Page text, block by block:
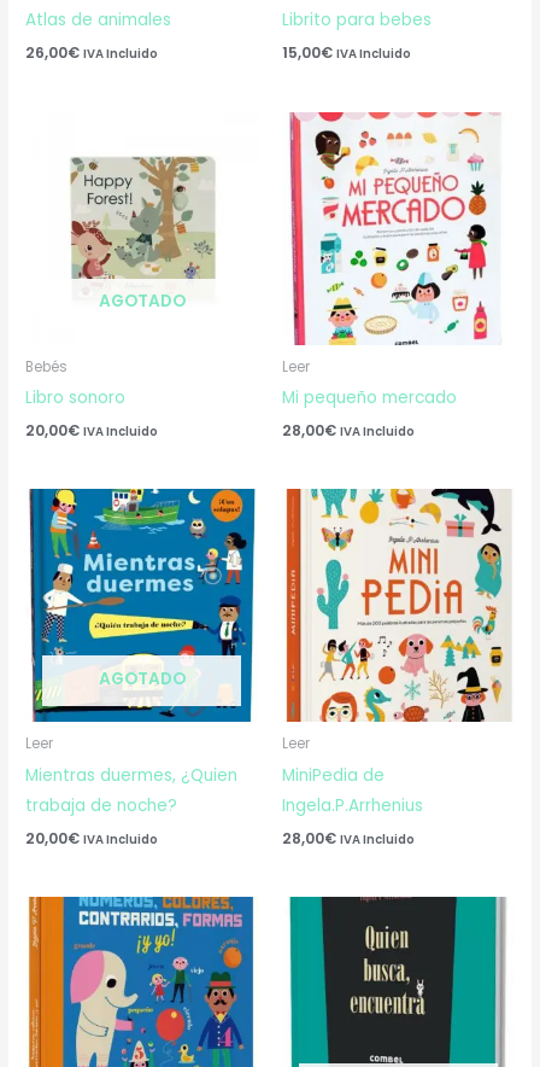
Atlas de animales
26,00€ IVA Incluido
Librito para bebes
15,00€ IVA Incluido
AGOTADO
Bebés
Libro sonoro
20,00€ IVA Incluido
Leer
Mi pequeño mercado
28,00€ IVA Incluido
AGOTADO
Leer
Mientras duermes, ¿Quien
trabaja de noche?
20,00€ IVA Incluido
Leer
MiniPedia de
Ingela.P.Arrhenius
28,00€ IVA Incluido